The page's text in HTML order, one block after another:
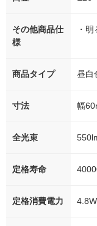
その他商品仕
様
・
商品タイプ 昼白
寸法 幅
全光束
定格寿命
定格消費電力 4.8W